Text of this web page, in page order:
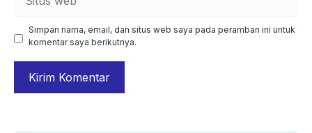
Simpan nama, email, dan situs web saya pada peramban ini untuk
komentar saya berikutnya.